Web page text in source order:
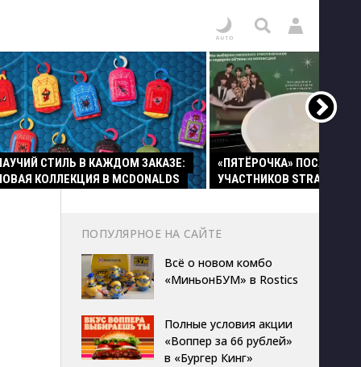
СТИЛЬ В КАЖДОМ ЗАКАЗЕ:
КОЛЛЕКЦИЯ В MCDONALDS
«ПЯТЁРОЧКА» ПОСАДИЛА
УЧАСТНИКОВ STRAY KIDS
ПОПУЛЯРНОЕ НА САЙТЕ
Всё о новом комбо
«МиньонБУМ» в Rostics
Полные условия акции
«Воппер за 66 рублей»
в «Бургер Кинг»